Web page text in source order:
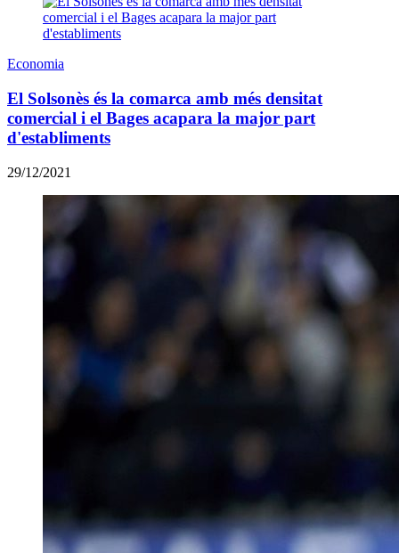
Economia
El Solsonès és la comarca amb més densitat
comercial i el Bages acapara la major part
d'establiments
29/12/2021